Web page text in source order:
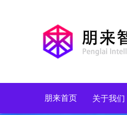
朋来首页 关于我们